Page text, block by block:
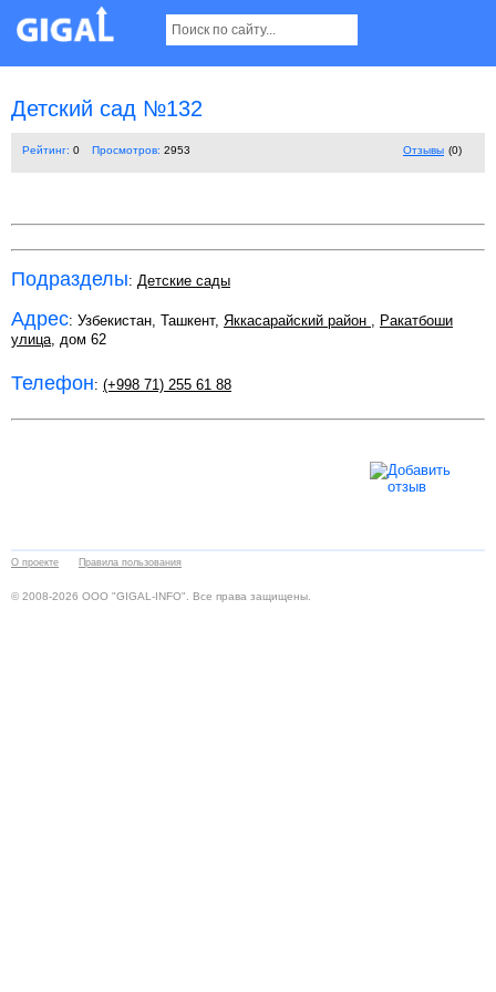
Детский сад №132
Рейтинг: 0 Просмотров: 2953 Отзывы (0)
Подразделы: Детские сады
Адрес: Узбекистан, Ташкент, Яккасарайский район , Ракатбоши
улица, дом 62
Телефон: (+998 71) 255 61 88
О проекте Правила пользования
© 2008-2026 ООО "GIGAL-INFO". Все права защищены.